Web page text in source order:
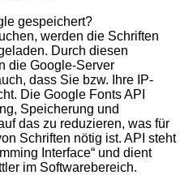
gespeichert?
werden die Schriften
Durch diesen
die Google-Server
dass Sie bzw. Ihre IP-
Die Google Fonts API
Speicherung und
das zu reduzieren, was für
Schriften nötig ist. API steht
Interface“ und dient
im Softwarebereich.